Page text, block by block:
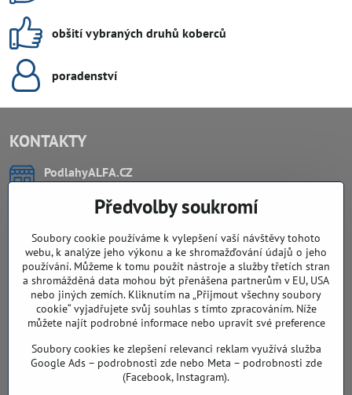
obšití vybraných druhů koberců
poradenství
KONTAKTY
PodlahyALFA​.CZ
Záříčí, ev.č. 54
768 11 Chropyně
DIČ: CZ8103114129
Sklad, vzorkovna PO TELEFONICKÉ DOMLUVĚ
Záříčí ev. č. 54
768 11 Chropyně
608 855 055
podlahyALFA​@seznam​.cz
Předvolby soukromí
Soubory cookie používáme k vylepšení vaší návštěvy tohoto
webu, k analýze jeho výkonu a ke shromažďování údajů o jeho
používání. Můžeme k tomu použít nástroje a služby třetích stran
a shromážděná data mohou být přenášena partnerům v EU, USA
nebo jiných zemích. Kliknutím na „Přijmout všechny soubory
cookie“ vyjadřujete svůj souhlas s tímto zpracováním. Níže
můžete najít podrobné informace nebo upravit své preference
Soubory cookies ke zlepšení relevanci reklam využívá služba
Google Ads – podrobnosti zde nebo Meta – podrobnosti zde
(Facebook, Instagram).